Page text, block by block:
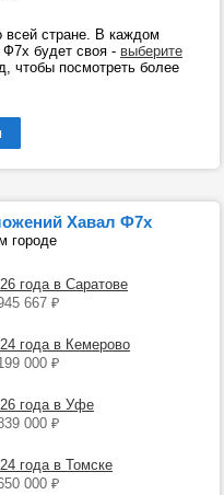
всей стране. В каждом
будет своя - выберите
чтобы посмотреть более
Хавал Ф7х
городе
года в Саратове
667 ₽
года в Кемерово
000 ₽
года в Уфе
000 ₽
года в Томске
000 ₽